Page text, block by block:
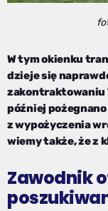
W tym okienku
dzieje się
zakontraktowaniu
później
z wypożyczenia
wiemy także, że z
Zawodnik